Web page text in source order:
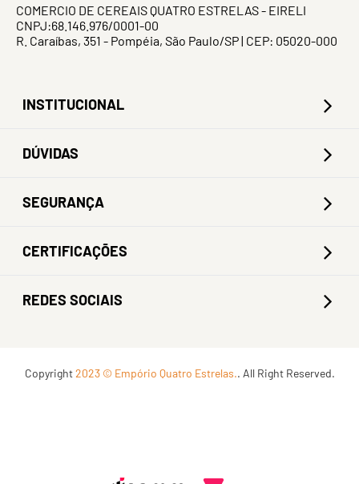
COMERCIO DE CEREAIS QUATRO ESTRELAS - EIRELI
CNPJ:68.146.976/0001-00
R. Caraíbas, 351 - Pompéia, São Paulo/SP | CEP: 05020-000
INSTITUCIONAL
DÚVIDAS
SEGURANÇA
CERTIFICAÇÕES
REDES SOCIAIS
Copyright2023 © Empório Quatro Estrelas.. All Right Reserved.